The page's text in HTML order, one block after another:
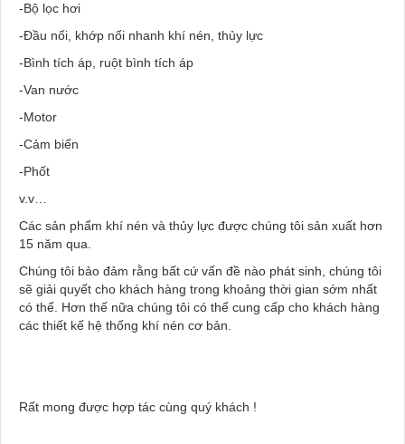
-Bộ lọc hơi
-Đầu nối, khớp nối nhanh khí nén, thủy lực
-Bình tích áp, ruột bình tích áp
-Van nước
-Motor
-Cảm biến
-Phốt
v.v…
Các sản phẩm khí nén và thủy lực được chúng tôi sản xuất hơn
15 năm qua.
Chúng tôi bảo đảm rằng bất cứ vấn đề nào phát sinh, chúng tôi
sẽ giải quyết cho khách hàng trong khoảng thời gian sớm nhất
có thể. Hơn thế nữa chúng tôi có thể cung cấp cho khách hàng
các thiết kế hệ thống khí nén cơ bản.
Rất mong được hợp tác cùng quý khách !